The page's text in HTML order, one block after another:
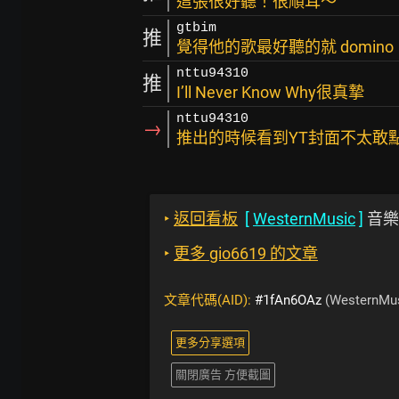
推 gtbim
覺得他的歌最好聽的就 domino
推 nttu94310
I’ll Never Know Why很真摯
→ nttu94310
推出的時候看到YT封面不太敢
‣ 返回看板 [WesternMusic] 音樂
‣ 更多 gio6619 的文章
文章代碼(AID): #1fAn6OAz
更多分享選項
關閉廣告 方便截圖